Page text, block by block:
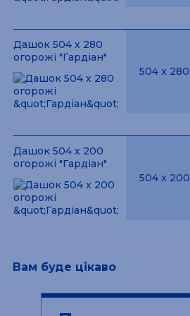
Дашок 504 х 280
огорожі "Гардіан"
504 х 280
Дашок 504 х 200
огорожі "Гардіан"
504 х 200
Вам буде цікаво